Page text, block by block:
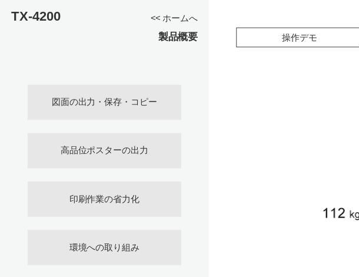
TX-4200 << ホームへ
製品概要
図面の出力・保存・コピー
高品位ポスターの出力
印刷作業の省力化
環境への取り組み
操作デモ